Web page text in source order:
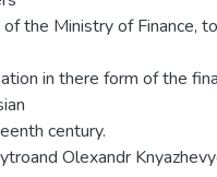
the Ministry of Finance,
in there form of the
century.
Olexandr